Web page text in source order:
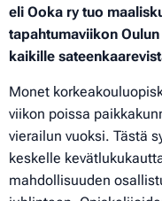
eli Ooka ry tuo
tapahtumaviikon
kaikille
Monet
viikon poissa
vierailun vuoksi. Tästä
keskelle
mahdollisuuden